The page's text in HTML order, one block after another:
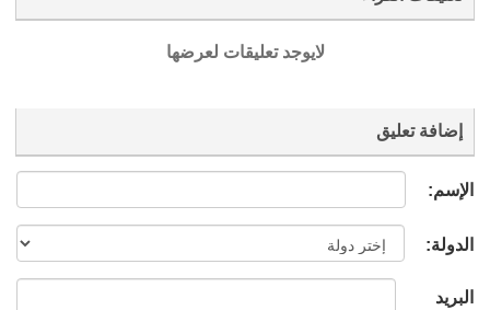
لايوجد تعليقات لعرضها
إضافة تعليق
الإسم:
الدولة:
البريد